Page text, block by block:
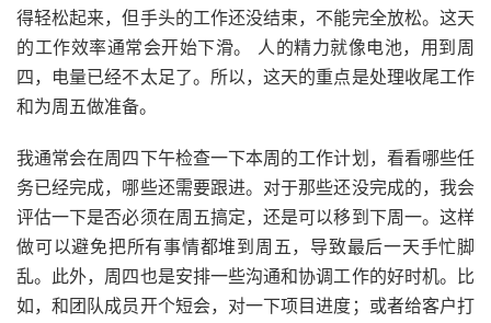
得轻松起来，但手头的工作还没结束，不能完全放松。这天
的工作效率通常会开始下滑。 人的精力就像电池，用到周
四，电量已经不太足了。所以，这天的重点是处理收尾工作
和为周五做准备。
我通常会在周四下午检查一下本周的工作计划，看看哪些任
务已经完成，哪些还需要跟进。对于那些还没完成的，我会
评估一下是否必须在周五搞定，还是可以移到下周一。这样
做可以避免把所有事情都堆到周五，导致最后一天手忙脚
乱。此外，周四也是安排一些沟通和协调工作的好时机。比
如，和团队成员开个短会，对一下项目进度；或者给客户打